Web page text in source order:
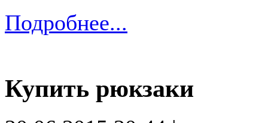
Подробнее...
Купить рюкзаки